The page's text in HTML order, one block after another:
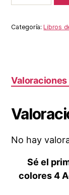
colores
(libro
Categoría:Libros
Valoraciones
No hay
Sé el
colores 4